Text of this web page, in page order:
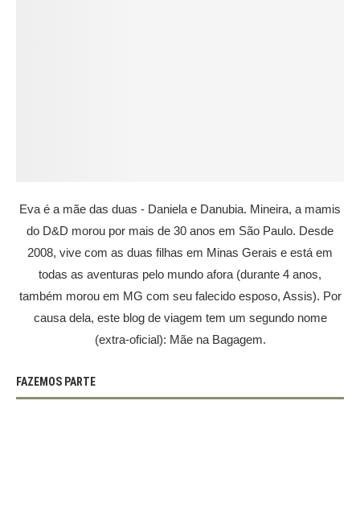
Eva é a mãe das duas - Daniela e Danubia. Mineira, a mamis
do D&D morou por mais de 30 anos em São Paulo. Desde
2008, vive com as duas filhas em Minas Gerais e está em
todas as aventuras pelo mundo afora (durante 4 anos,
também morou em MG com seu falecido esposo, Assis). Por
causa dela, este blog de viagem tem um segundo nome
(extra-oficial): Mãe na Bagagem.
FAZEMOS PARTE